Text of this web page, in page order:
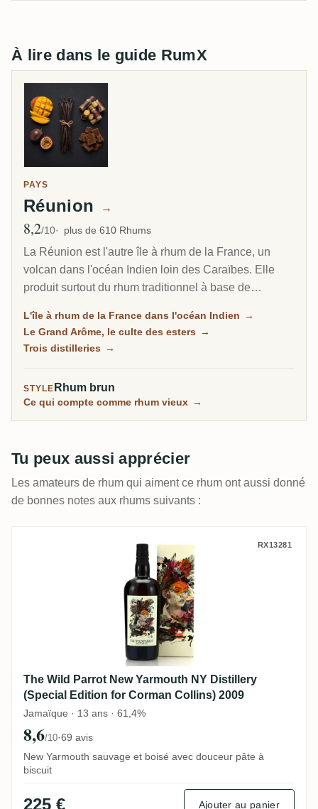
À lire dans le guide RumX
PAYS
Réunion →
Note moyenne
8,2/10 plus de 610 Rhums
La Réunion est l'autre île à rhum de la France, un
volcan dans l'océan Indien loin des Caraïbes. Elle
produit surtout du rhum traditionnel à base de
Arôme : un style longuement fermenté et riche en
esters, aussi sauvage et tropical que tout ce qui vient
L'île à rhum de la France dans l'océan Indien →
Le Grand Arôme, le culte des esters →
Trois distilleries →
STYLE Rhum brun
Ce qui compte comme rhum vieux →
Tu peux aussi apprécier
Les amateurs de rhum qui aiment ce rhum ont aussi donné
de bonnes notes aux rhums suivants :
The Wild Parrot New Yarmouth NYRX13281
The Wild Parrot New Yarmouth NY Distillery
(Special Edition for Corman Collins) 2009
Jamaïque · 13 ans · 61,4%
8,6/10·69 avis
New Yarmouth sauvage et boisé avec douceur pâte à
biscuit
225 € Ajouter au panier